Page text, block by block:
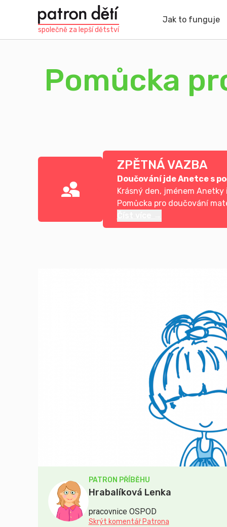
obsahu
společně za lepší dětství
Jak to funguje
Pomůcka
ZPĚTNÁ VAZBA
Doučování jde Anetce s
Krásný den, jménem
Pomůcka pro doučování
PATRON PŘÍBĚHU
Hrabalíková Lenka
pracovnice OSPOD
Skrýt komentář Patrona